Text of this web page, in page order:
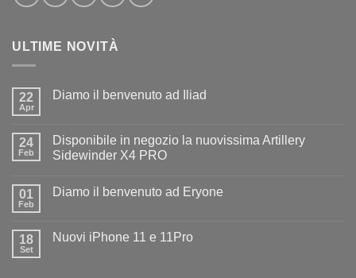
ULTIME NOVITÀ
22
Apr
Diamo il benvenuto ad Iliad
Diamo
il
benvenuto
24
Feb
Disponibile in negozio la nuovissima Artillery
Sidewinder X4 PRO
su
la
nuovissima
01
Feb
Diamo il benvenuto ad Eryone
Diamo
18
Set
Nuovi iPhone 11 e 11Pro